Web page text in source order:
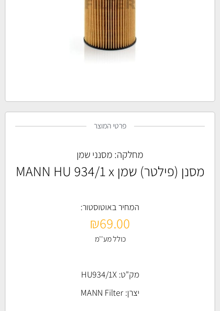
פרטי המוצר
מחלקה: מסנני שמן
מסנן (פילטר) שמן MANN HU 934/1 x
המחיר באוטוסטור:
₪69.00
כולל מע''מ
מק"ט: HU934/1X
יצרן: MANN Filter